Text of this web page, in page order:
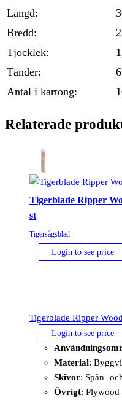
Längd:
Bredd:
Tjocklek:
Tänder:
Antal i kartong:
Relaterade
Tigerblade Ripper
st
Tigersågsblad
Login to see price
Tigerblade Ripper
Login to see price
Material:
Skivor: Spån-
Övrigt: Plywood